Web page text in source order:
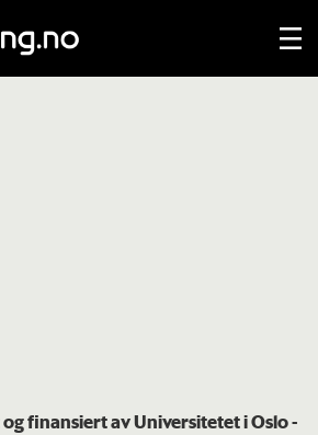
finansiert av Universitetet i Oslo-